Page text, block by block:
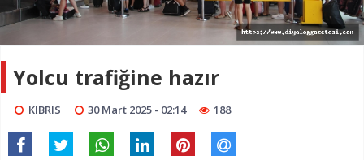
Yolcu trafiğine hazır
KIBRIS 30 Mart 2025 - 02:14 188